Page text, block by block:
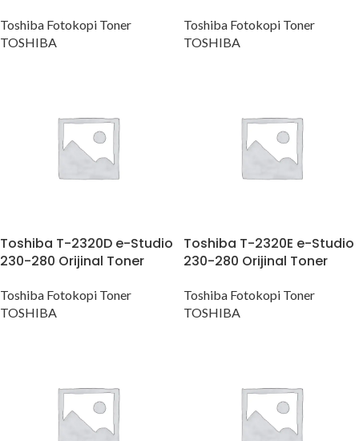
Toshiba Fotokopi Toner
TOSHIBA
Toshiba Fotokopi Toner
TOSHIBA
Toshiba T-2320D e-Studio
230-280 Orijinal Toner
Toshiba Fotokopi Toner
TOSHIBA
Toshiba T-2320E e-Studio
230-280 Orijinal Toner
Toshiba Fotokopi Toner
TOSHIBA